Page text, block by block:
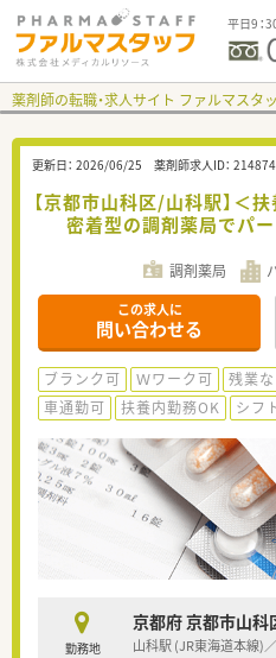
平日9：
薬剤師の転職・求人サイト ファルマスタ
更新日： 2026/06/25 薬剤師求人ID： 214874
【京都市山科区/山科駅】＜
密着型の調剤薬局でパ
調剤薬局
この求人に
問い合わせる
ブランク可 Ｗワーク可 残業
車通勤可
扶養内勤務OK シフ
勤務地
京都府 京都市山科
山科駅 (JR東海道本線)